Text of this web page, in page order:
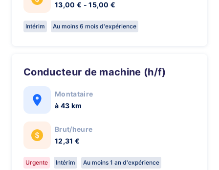
13,00 € - 15,00 €
Intérim Au moins 6 mois d'expérience
Conducteur de machine (h/f)
Montataire
à 43 km
Brut/heure
12,31 €
Urgente Intérim Au moins 1 an d'expérience